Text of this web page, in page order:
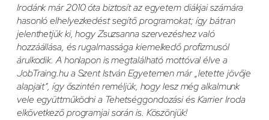
Irodánk már 2010 óta biztosít az egyetem diákjai számára
hasonló elhelyezkedést segítő programokat; így bátran
jelenthetjük ki, hogy Zsuzsanna szervezéshez való
hozzáállása, és rugalmassága kiemelkedő profizmusól
árulkodik. A honlapon is megtalálható mottóval élve a
JobTraing.hu a Szent István Egyetemen már „letette jövője
alapjait”, így őszintén reméljük, hogy lesz még alkalmunk
vele együttműködni a Tehetséggondozási és Karrier Iroda
elkövetkező programjai során is. Köszönjük!